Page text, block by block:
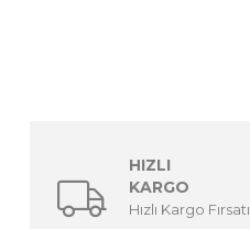
HIZLI
KARGO
Hızlı Kargo Fırsatı